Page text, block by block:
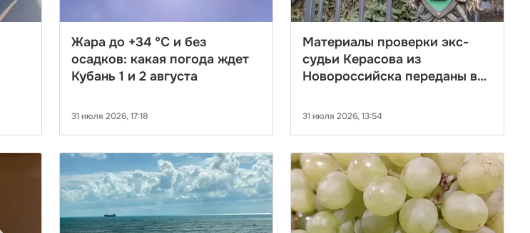
Жара до +34 ℃ и без
осадков: какая погода ждет
Кубань 1 и 2 августа
31 июля 2026, 17:18
Материалы проверки экс-
судьи Керасова из
Новороссийска переданы в
31 июля 2026, 13:54